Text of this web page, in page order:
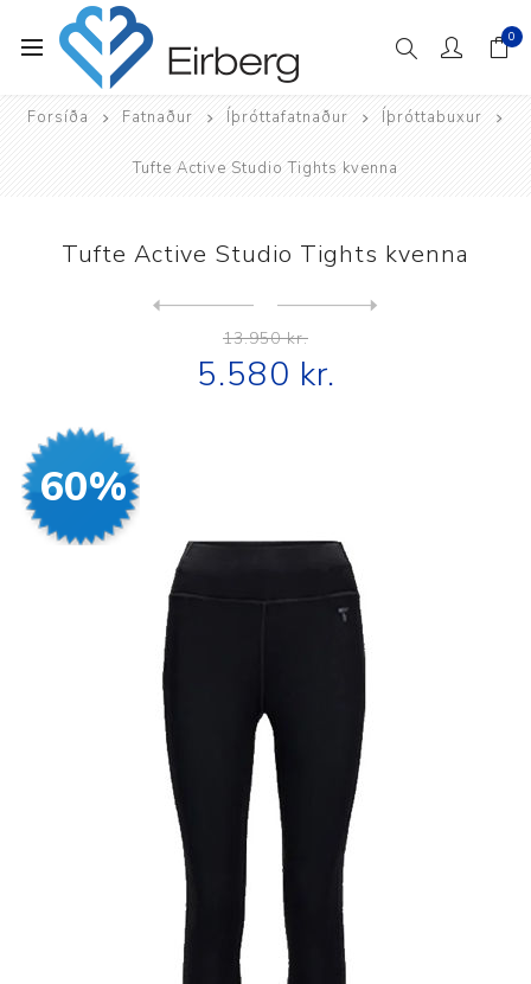
0
Forsíða Fatnaður Íþróttafatnaður Íþróttabuxur
Tufte Active Studio Tights kvenna
60%
Tufte Active Studio Tights kvenna
13.950 kr.
5.580 kr.